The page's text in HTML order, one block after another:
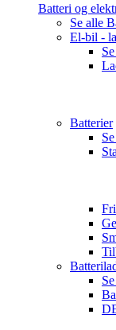
Batteri og
Se alle
El-bil -
Batterier